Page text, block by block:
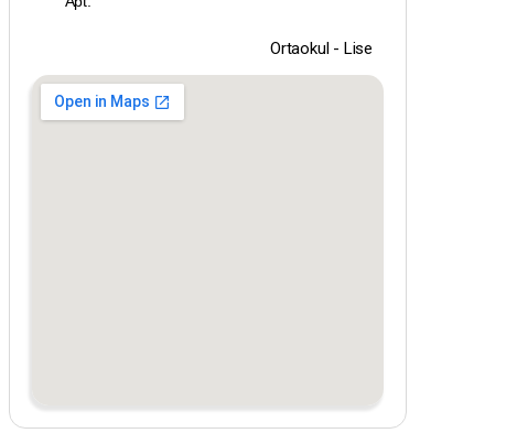
Ortaokul - Lise